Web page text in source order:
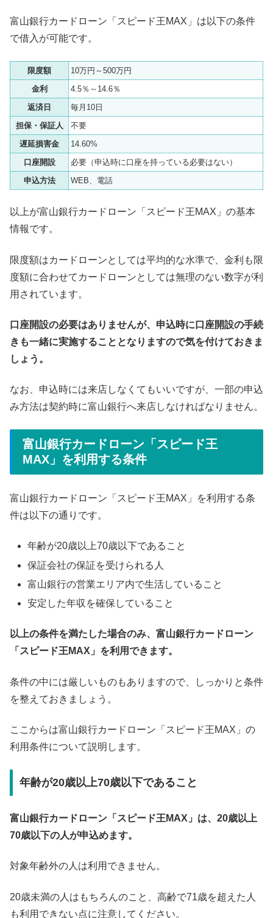
富山銀行カードローン「スピード王MAX」は以下の条件
で借入が可能です。
限度額
10万円～500万円
金利
4.5％～14.6％
返済日
毎月10日
担保・保証人
不要
遅延損害金
14.60%
口座開設
必要（申込時に口座を持っている必要はない）
申込方法
WEB、電話
以上が富山銀行カードローン「スピード王MAX」の基本
情報です。
限度額はカードローンとしては平均的な水準で、金利も限
度額に合わせてカードローンとしては無理のない数字が利
用されています。
口座開設の必要はありませんが、申込時に口座開設の手続
きも一緒に実施することとなりますので気を付けておきま
しょう。
なお、申込時には来店しなくてもいいですが、一部の申込
み方法は契約時に富山銀行へ来店しなければなりません。
富山銀行カードローン「スピード王
MAX」を利用する条件
富山銀行カードローン「スピード王MAX」を利用する条
件は以下の通りです。
年齢が20歳以上70歳以下であること
保証会社の保証を受けられる人
富山銀行の営業エリア内で生活していること
安定した年収を確保していること
以上の条件を満たした場合のみ、富山銀行カードローン
「スピード王MAX」を利用できます。
条件の中には厳しいものもありますので、しっかりと条件
を整えておきましょう。
ここからは富山銀行カードローン「スピード王MAX」の
利用条件について説明します。
年齢が20歳以上70歳以下であること
富山銀行カードローン「スピード王MAX」は、20歳以上
70歳以下の人が申込めます。
対象年齢外の人は利用できません。
20歳未満の人はもちろんのこと、高齢で71歳を超えた人
も利用できない点に注意してください。